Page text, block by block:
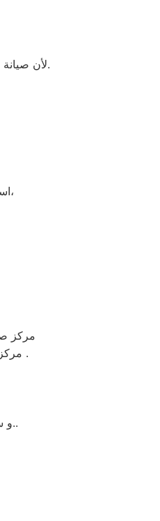
لأن صيانة ديب فريزر دايو بعمارات العبور ، الديب فريزر دايو غني عن التعريف فائق الجودة دائما ما تبهرنا بموديلات فريدة و مختلفة التقنية عن مثيلاتها انها دايو.
إيجاد كافة الحلول الممكنة لمعالجة اعطاب الغسالة ومعالجة اسباب توقفها عن العمل،
مركز
مركز صيانة غسالات اطباق دايو فى عمارات العبور على اعلى مستوى بقطع غيار اصلية تعيد عمل غسالة الاطباق دايو الى كفاءتها الاولى قبل العطل .
و سوف بصلك مهندس المركز فى نفس يوم الاتصال بنا او فى خلال 24 ساعة من طلب صيانة دايو و يقوم بخدمة تصليح غسالات دايو لديك فورا..